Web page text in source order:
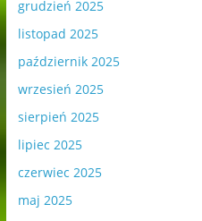
grudzień 2025
listopad 2025
październik 2025
wrzesień 2025
sierpień 2025
lipiec 2025
czerwiec 2025
maj 2025